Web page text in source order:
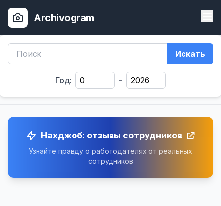
Archivogram
Искать
Год: -
Нахджоб: отзывы сотрудников
Узнайте правду о работодателях от реальных
сотрудников